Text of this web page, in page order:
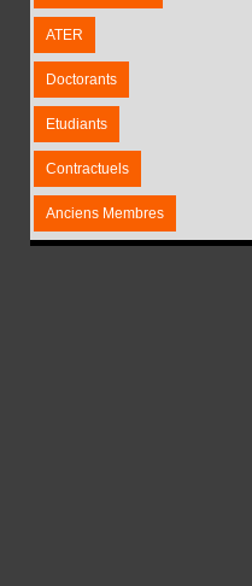
ATER
Doctorants
Etudiants
Contractuels
Anciens Membres